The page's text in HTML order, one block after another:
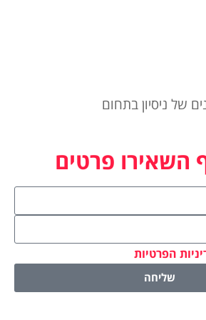
של ניסיון בתחום
השאירו פרטים
הפרטיות
שליחה